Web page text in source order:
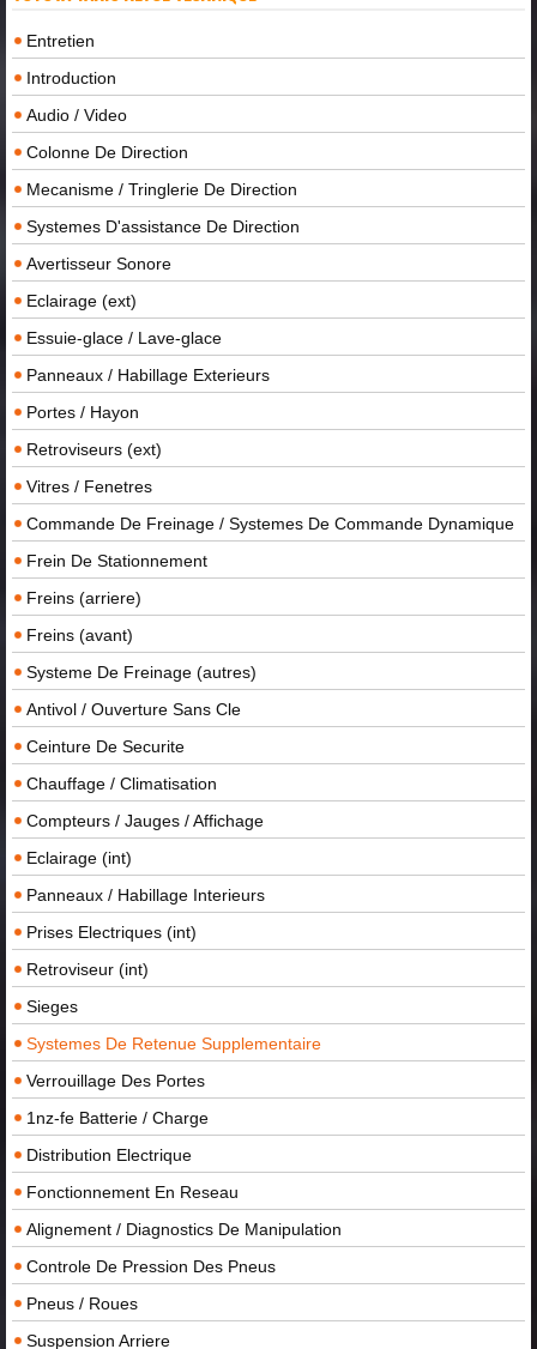
Entretien
Introduction
Audio / Video
Colonne De Direction
Mecanisme / Tringlerie De Direction
Systemes D'assistance De Direction
Avertisseur Sonore
Eclairage (ext)
Essuie-glace / Lave-glace
Panneaux / Habillage Exterieurs
Portes / Hayon
Retroviseurs (ext)
Vitres / Fenetres
Commande De Freinage / Systemes De Commande Dynamique
Frein De Stationnement
Freins (arriere)
Freins (avant)
Systeme De Freinage (autres)
Antivol / Ouverture Sans Cle
Ceinture De Securite
Chauffage / Climatisation
Compteurs / Jauges / Affichage
Eclairage (int)
Panneaux / Habillage Interieurs
Prises Electriques (int)
Retroviseur (int)
Sieges
Systemes De Retenue Supplementaire
Verrouillage Des Portes
1nz-fe Batterie / Charge
Distribution Electrique
Fonctionnement En Reseau
Alignement / Diagnostics De Manipulation
Controle De Pression Des Pneus
Pneus / Roues
Suspension Arriere